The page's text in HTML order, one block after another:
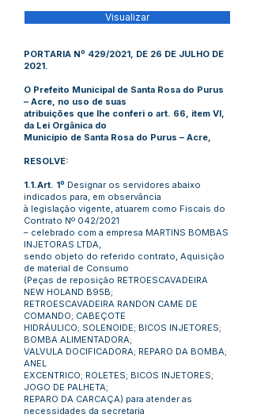
Visualizar
PORTARIA Nº 429/2021, DE 26 DE JULHO DE
2021.
O Prefeito Municipal de Santa Rosa do Purus
– Acre, no uso de suas
atribuições que lhe conferi o art. 66, item VI,
da Lei Orgânica do
Município de Santa Rosa do Purus – Acre,
RESOLVE:
1.1.Art. 1º Designar os servidores abaixo
indicados para, em observância
à legislação vigente, atuarem como Fiscais do
Contrato Nº 042/2021
– celebrado com a empresa MARTINS BOMBAS
INJETORAS LTDA,
sendo objeto do referido contrato, Aquisição
de material de Consumo
(Peças de reposição RETROESCAVADEIRA
NEW HOLAND B95B;
RETROESCAVADEIRA RANDON CAME DE
COMANDO; CABEÇOTE
HIDRÁULICO; SOLENOIDE; BICOS INJETORES;
BOMBA ALIMENTADORA;
VALVULA DOCIFICADORA; REPARO DA BOMBA;
ANEL
EXCENTRICO; ROLETES; BICOS INJETORES;
JOGO DE PALHETA;
REPARO DA CARCAÇA) para atender as
necessidades da secretaria